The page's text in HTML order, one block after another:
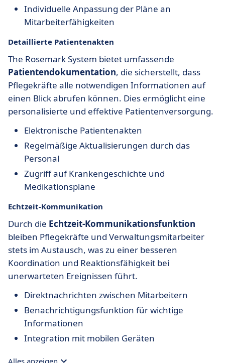
Individuelle Anpassung der Pläne an
Mitarbeiterfähigkeiten
Detaillierte Patientenakten
The Rosemark System bietet umfassende
Patientendokumentation, die sicherstellt, dass
Pflegekräfte alle notwendigen Informationen auf
einen Blick abrufen können. Dies ermöglicht eine
personalisierte und effektive Patientenversorgung.
Elektronische Patientenakten
Regelmäßige Aktualisierungen durch das
Personal
Zugriff auf Krankengeschichte und
Medikationspläne
Echtzeit-Kommunikation
Durch die Echtzeit-Kommunikationsfunktion
bleiben Pflegekräfte und Verwaltungsmitarbeiter
stets im Austausch, was zu einer besseren
Koordination und Reaktionsfähigkeit bei
unerwarteten Ereignissen führt.
Direktnachrichten zwischen Mitarbeitern
Benachrichtigungsfunktion für wichtige
Informationen
Integration mit mobilen Geräten
Alles anzeigen